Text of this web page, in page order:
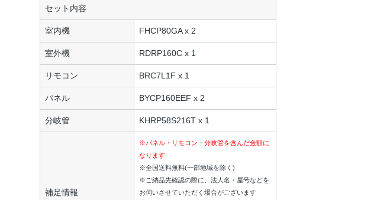
セット内容
室内機 FHCP80GA x 2
室外機 RDRP160C x 1
リモコン BRC7L1F x 1
パネル BYCP160EEF x 2
分岐管 KHRP58S216T x 1
補足情報
※パネル・リモコン・分岐管を含んだ金額に
なります
※全国送料無料(一部地域を除く)
※ご納品先確認の際に、法人名・屋号などを
お伺いさせていただく場合がございます